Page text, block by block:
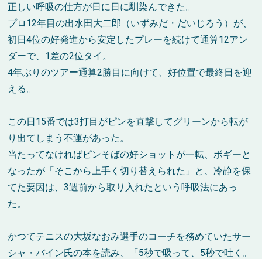
正しい呼吸の仕方が日に日に馴染んできた。
プロ12年目の出水田大二郎（いずみだ・だいじろう）が、
初日4位の好発進から安定したプレーを続けて通算12アン
ダーで、1差の2位タイ。
4年ぶりのツアー通算2勝目に向けて、好位置で最終日を迎
える。
この日15番では3打目がピンを直撃してグリーンから転が
り出てしまう不運があった。
当たってなければピンそばの好ショットが一転、ボギーと
なったが「そこから上手く切り替えられた」と、冷静を保
てた要因は、3週前から取り入れたという呼吸法にあっ
た。
かつてテニスの大坂なおみ選手のコーチを務めていたサー
シャ・バイン氏の本を読み、「5秒で吸って、5秒で吐く。